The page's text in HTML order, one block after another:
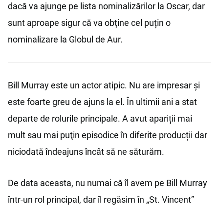
dacă va ajunge pe lista nominalizărilor la Oscar, dar
sunt aproape sigur că va obține cel puțin o
nominalizare la Globul de Aur.
Bill Murray este un actor atipic. Nu are impresar și
este foarte greu de ajuns la el. În ultimii ani a stat
departe de rolurile principale. A avut apariții mai
mult sau mai puţin episodice în diferite producții dar
niciodată îndeajuns încât să ne săturăm.
De data aceasta, nu numai că îl avem pe Bill Murray
într-un rol principal, dar îl regăsim în „St. Vincent”